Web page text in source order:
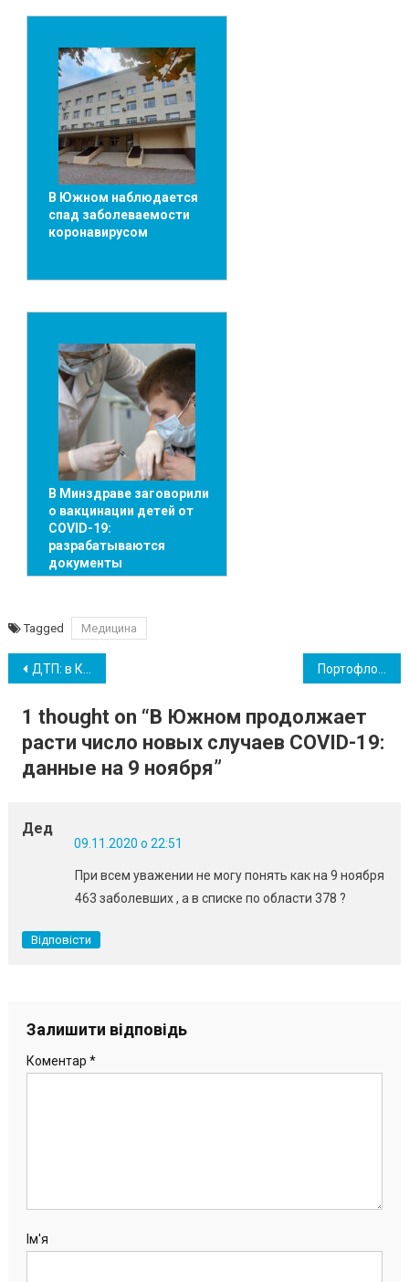
В Южном наблюдается
спад заболеваемости
коронавирусом
В Минздраве заговорили
о вакцинации детей от
COVID-19:
разрабатываются
документы
Tagged Медицина
Навігація
записів
ДТП: в Коблево фура сбила пешехода
1 thought on “В Южном продолжает
расти число новых случаев COVID-19:
данные на 9 ноября”
Дед
09.11.2020 о 22:51
При всем уважении не могу понять как на 9 ноября
463 заболевших , а в списке по области 378 ?
Відповісти
Залишити відповідь
Коментар *
Ім'я